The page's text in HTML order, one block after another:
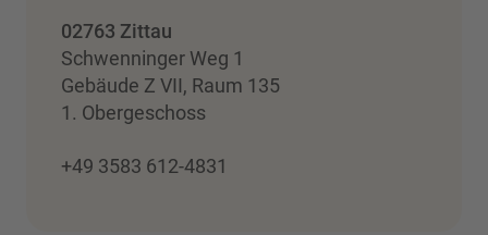
02763 Zittau
Schwenninger Weg 1
Gebäude Z VII, Raum 135
1. Obergeschoss
+49 3583 612-4831